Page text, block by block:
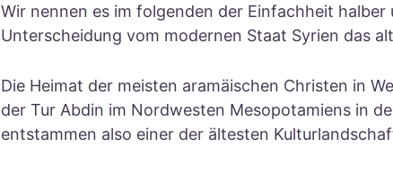
Wir nennen es im folgenden der Einfachheit halber
Unterscheidung vom modernen Staat Syrien das
Die Heimat der meisten aramäischen Christen in
der Tur Abdin im Nordwesten Mesopotamiens in
entstammen also einer der ältesten